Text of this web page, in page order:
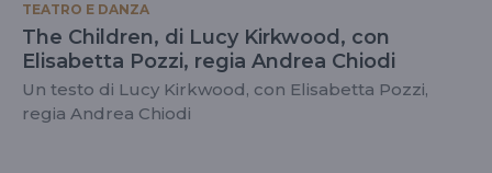
TEATRO E DANZA
The Children, di Lucy Kirkwood, con
Elisabetta Pozzi, regia Andrea Chiodi
Un testo di Lucy Kirkwood, con Elisabetta Pozzi,
regia Andrea Chiodi